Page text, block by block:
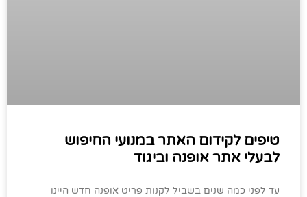
טיפים לקידום האתר במנועי החיפוש
לבעלי אתר אופנה וביגוד
עד לפני כמה שנים בשביל לקנות פריט אופנה חדש היינו